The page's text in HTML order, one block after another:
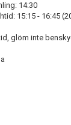
14:30
15:15 - 16:45
glöm inte